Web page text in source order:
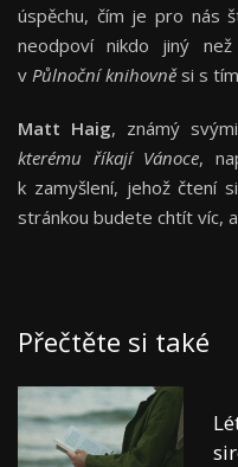
úspěchu, čím je pro nás
neodpoví nikdo jiný
v Půlnoční knihovněsi s
Matt Haig, známý
kterému říkají Vánoce,
k zamyšlení, jehož čtení
stránkou budete chtít víc,
Přečtěte si také